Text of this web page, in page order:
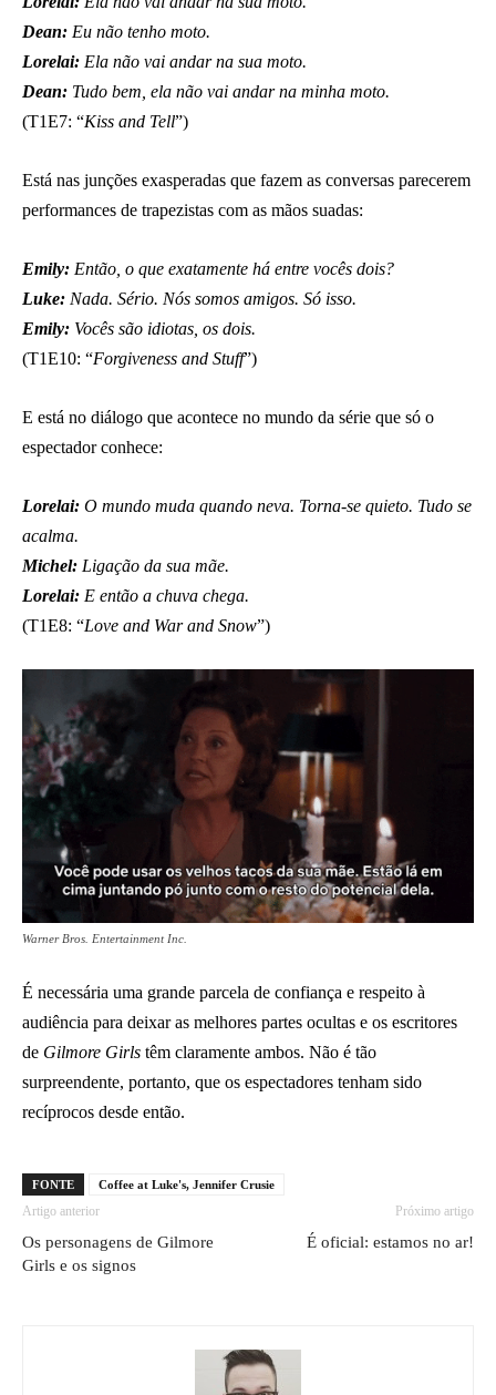
Dean: Eu não tenho moto.
Lorelai: Ela não vai andar na sua moto.
Dean: Tudo bem, ela não vai andar na minha moto.
(T1E7: “Kiss and Tell”)
Está nas junções exasperadas que fazem as conversas parecerem
performances de trapezistas com as mãos suadas:
Emily: Então, o que exatamente há entre vocês dois?
Luke: Nada. Sério. Nós somos amigos. Só isso.
Emily: Vocês são idiotas, os dois.
(T1E10: “Forgiveness and Stuff”)
E está no diálogo que acontece no mundo da série que só o
espectador conhece:
Lorelai: O mundo muda quando neva. Torna-se quieto. Tudo se
acalma.
Michel: Ligação da sua mãe.
Lorelai: E então a chuva chega.
(T1E8: “Love and War and Snow”)
Warner Bros. Entertainment Inc.
É necessária uma grande parcela de confiança e respeito à
audiência para deixar as melhores partes ocultas e os escritores
de Gilmore Girls têm claramente ambos. Não é tão
surpreendente, portanto, que os espectadores tenham sido
recíprocos desde então.
FONTE Coffee at Luke's, Jennifer Crusie
Artigo anterior
Os personagens de Gilmore
Girls e os signos
Próximo artigo
É oficial: estamos no ar!